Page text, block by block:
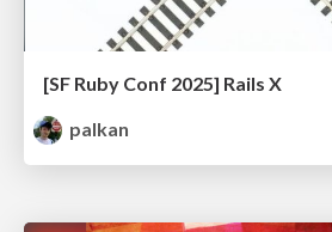
[SF Ruby Conf 2025] Rails X
palkan